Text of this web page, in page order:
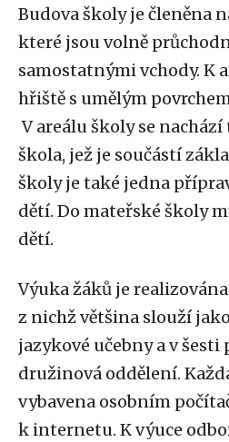
Budova školy je členěna
které jsou volně
samostatnými vchody. K
hřiště s umělým
V areálu školy se
škola, jež je součástí
školy je také jedna
dětí. Do mateřské školy
dětí.
Výuka žáků je realizována
z nichž většina slouží
jazykové učebny a v
družinová oddělení.
vybavena osobním
k internetu. K výuce